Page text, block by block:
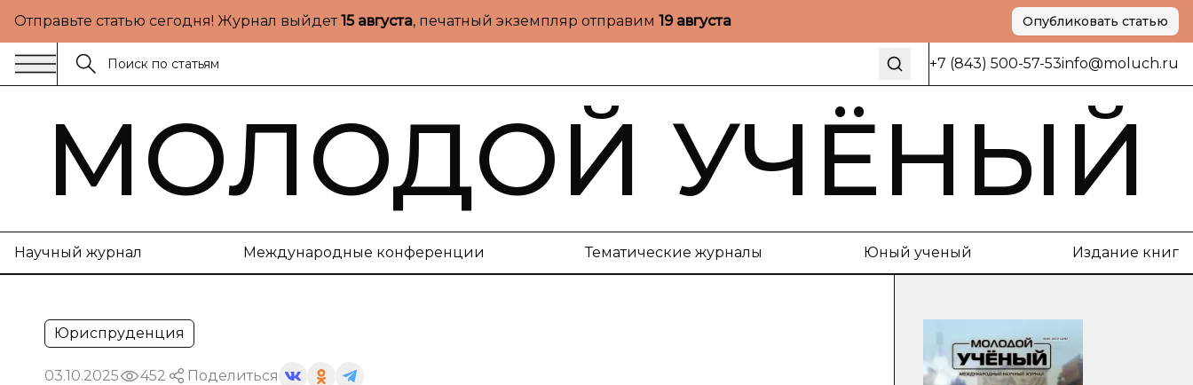
Отправьте статью сегодня! Журнал выйдет15 августа, печатный экземпляр отправим 19 августа Опубликовать статью
+7 (843) 500-57-53info@moluch.ru
МОЛОДОЙ УЧЁНЫЙ
Научный журнал Международные конференции Тематические журналы Юный ученый Издание книг
Юриспруденция
03.10.2025 452 Поделиться